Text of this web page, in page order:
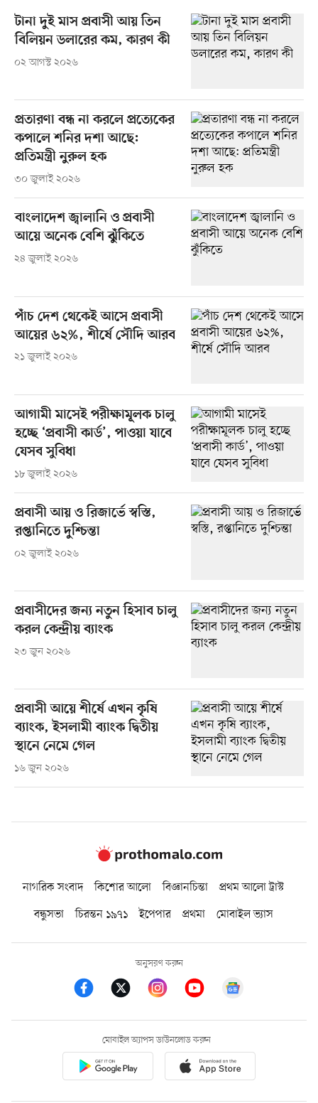
টানা দুই মাস প্রবাসী আয় তিন
বিলিয়ন ডলারের কম, কারণ কী
০২ আগস্ট ২০২৬
প্রতারণা বন্ধ না করলে প্রত্যেকের
কপালে শনির দশা আছে:
প্রতিমন্ত্রী নুরুল হক
৩০ জুলাই ২০২৬
বাংলাদেশ জ্বালানি ও প্রবাসী
আয়ে অনেক বেশি ঝুঁকিতে
২৪ জুলাই ২০২৬
পাঁচ দেশ থেকেই আসে প্রবাসী
আয়ের ৬২%, শীর্ষে সৌদি আরব
২১ জুলাই ২০২৬
আগামী মাসেই পরীক্ষামূলক চালু
হচ্ছে ‘প্রবাসী কার্ড’, পাওয়া যাবে
যেসব সুবিধা
১৮ জুলাই ২০২৬
প্রবাসী আয় ও রিজার্ভে স্বস্তি,
রপ্তানিতে দুশ্চিন্তা
০২ জুলাই ২০২৬
প্রবাসীদের জন্য নতুন হিসাব চালু
করল কেন্দ্রীয় ব্যাংক
২৩ জুন ২০২৬
প্রবাসী আয়ে শীর্ষে এখন কৃষি
ব্যাংক, ইসলামী ব্যাংক দ্বিতীয়
স্থানে নেমে গেল
১৬ জুন ২০২৬
নাগরিক সংবাদ কিশোর আলো বিজ্ঞানচিন্তা
প্রথম আলো ট্রাস্ট
বন্ধুসভা
চিরন্তন ১৯৭১ ইপেপার প্রথমা মোবাইল ভ্যাস
অনুসরণ করুন
মোবাইল অ্যাপস ডাউনলোড করুন